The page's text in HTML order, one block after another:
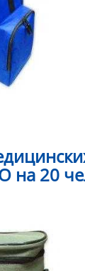
на 20